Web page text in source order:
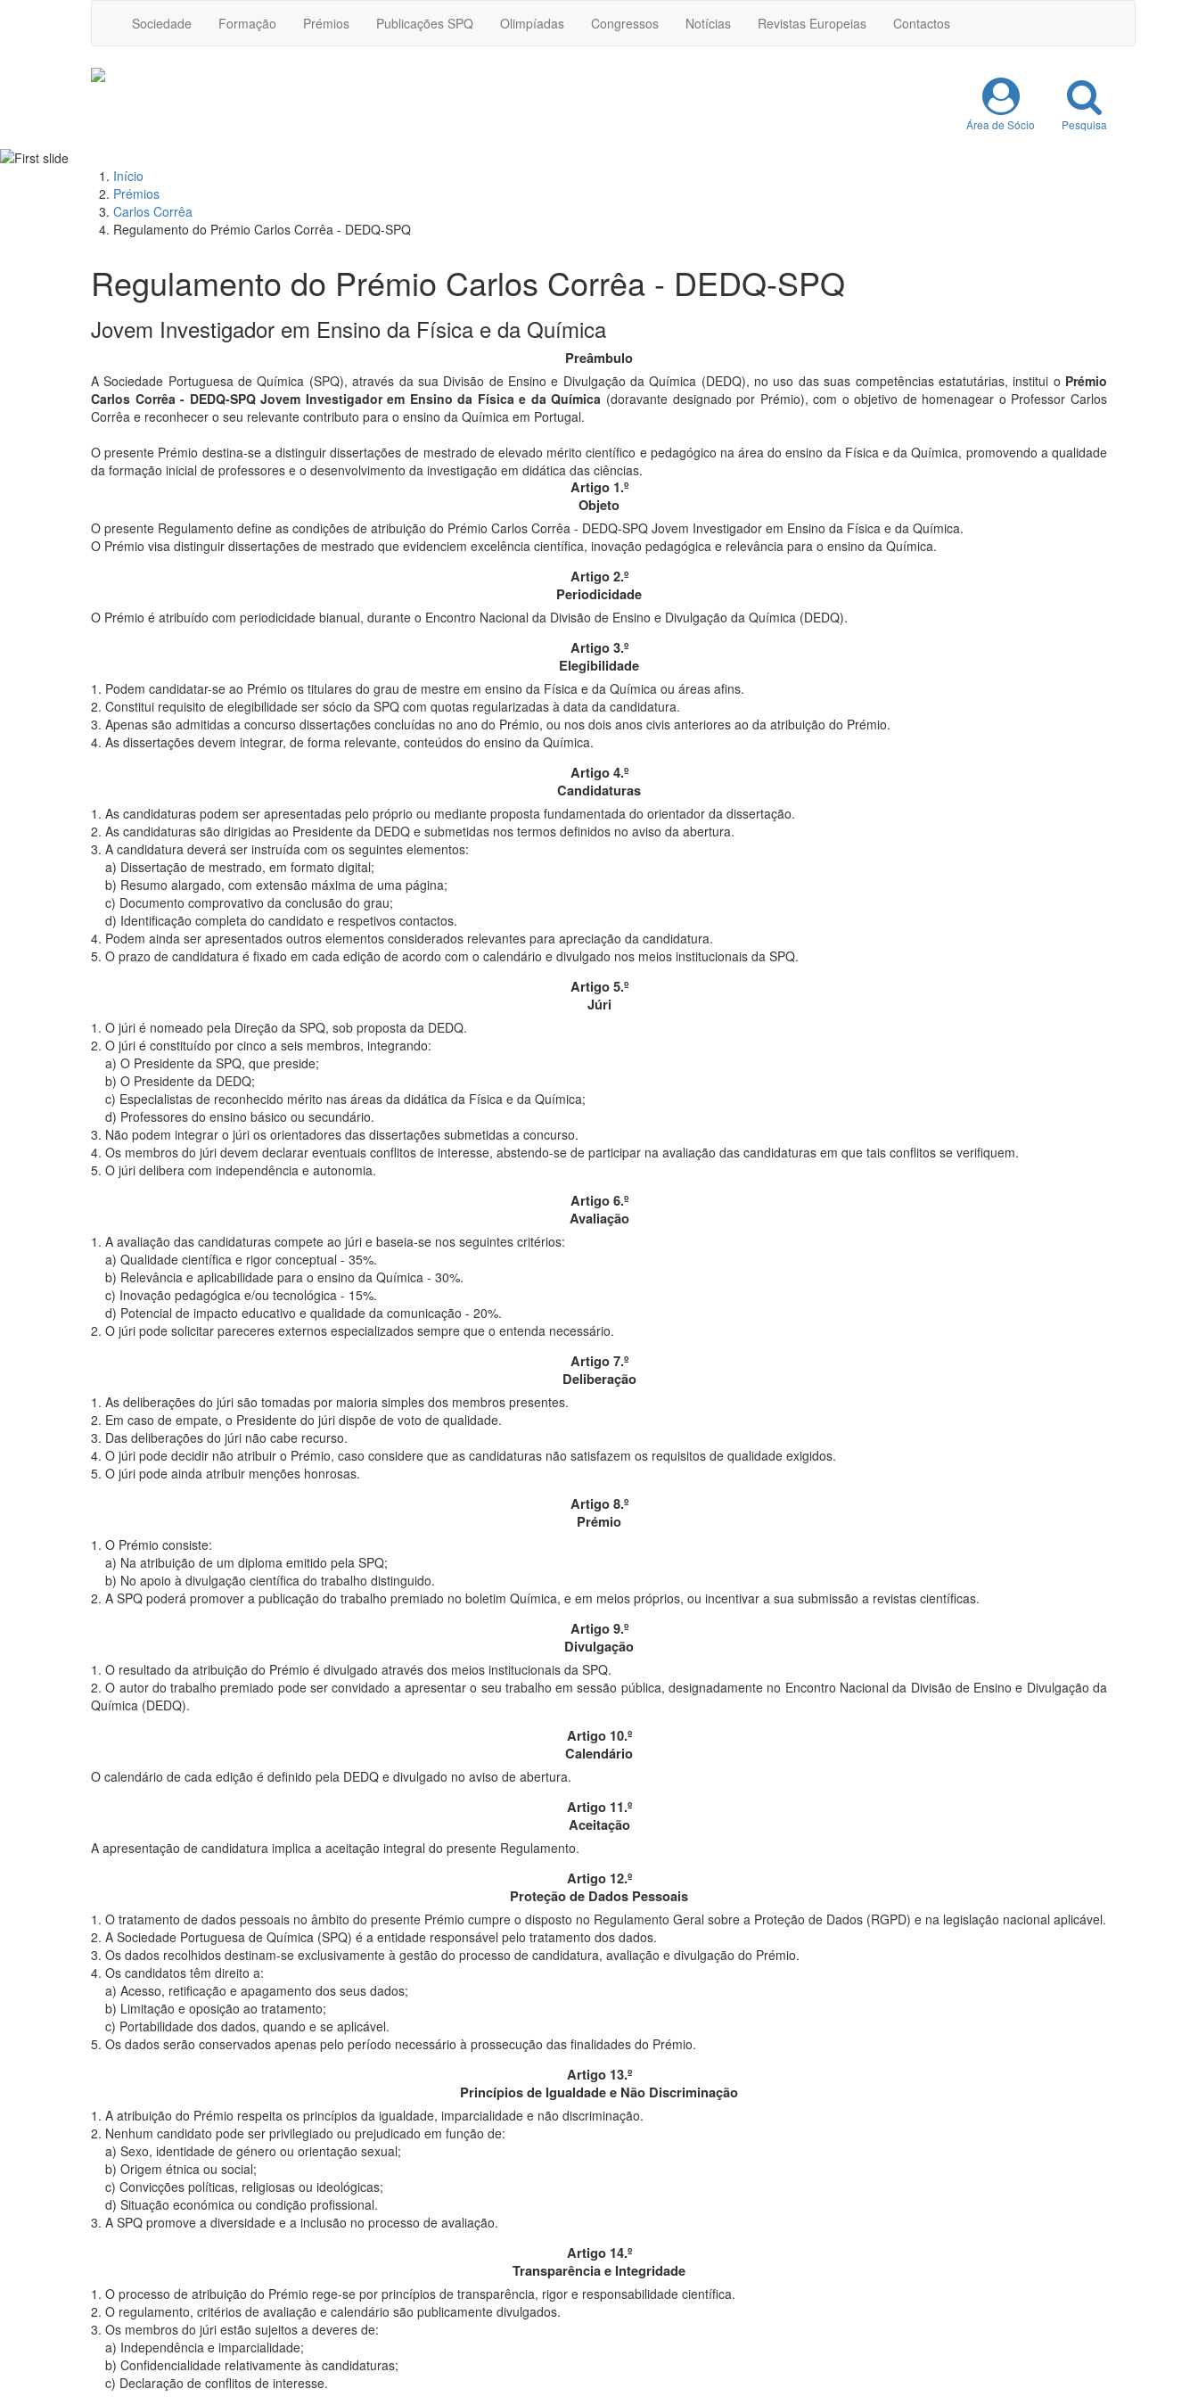
Sociedade Formação Prémios Publicações SPQ Olimpíadas Congressos Notícias Revistas Europeias Contactos
Área de Sócio Pesquisa
Início
Prémios
Carlos Corrêa
Regulamento do Prémio Carlos Corrêa - DEDQ-SPQ
Regulamento do Prémio Carlos Corrêa - DEDQ-SPQ
Jovem Investigador em Ensino da Física e da Química
Preâmbulo
A Sociedade Portuguesa de Química (SPQ), através da sua Divisão de Ensino e Divulgação da Química (DEDQ), no uso das suas competências estatutárias, institui o Prémio
Carlos Corrêa - DEDQ-SPQ Jovem Investigador em Ensino da Física e da Química (doravante designado por Prémio), com o objetivo de homenagear o Professor Carlos
Corrêa e reconhecer o seu relevante contributo para o ensino da Química em Portugal.
O presente Prémio destina-se a distinguir dissertações de mestrado de elevado mérito científico e pedagógico na área do ensino da Física e da Química, promovendo a qualidade
da formação inicial de professores e o desenvolvimento da investigação em didática das ciências.
Artigo 1.º
Objeto
O presente Regulamento define as condições de atribuição do Prémio Carlos Corrêa - DEDQ-SPQ Jovem Investigador em Ensino da Física e da Química.
O Prémio visa distinguir dissertações de mestrado que evidenciem excelência científica, inovação pedagógica e relevância para o ensino da Química.
Artigo 2.º
Periodicidade
O Prémio é atribuído com periodicidade bianual, durante o Encontro Nacional da Divisão de Ensino e Divulgação da Química (DEDQ).
Artigo 3.º
Elegibilidade
1. Podem candidatar-se ao Prémio os titulares do grau de mestre em ensino da Física e da Química ou áreas afins.
2. Constitui requisito de elegibilidade ser sócio da SPQ com quotas regularizadas à data da candidatura.
3. Apenas são admitidas a concurso dissertações concluídas no ano do Prémio, ou nos dois anos civis anteriores ao da atribuição do Prémio.
4. As dissertações devem integrar, de forma relevante, conteúdos do ensino da Química.
Artigo 4.º
Candidaturas
1. As candidaturas podem ser apresentadas pelo próprio ou mediante proposta fundamentada do orientador da dissertação.
2. As candidaturas são dirigidas ao Presidente da DEDQ e submetidas nos termos definidos no aviso da abertura.
3. A candidatura deverá ser instruída com os seguintes elementos:
a) Dissertação de mestrado, em formato digital;
b) Resumo alargado, com extensão máxima de uma página;
c) Documento comprovativo da conclusão do grau;
d) Identificação completa do candidato e respetivos contactos.
4. Podem ainda ser apresentados outros elementos considerados relevantes para apreciação da candidatura.
5. O prazo de candidatura é fixado em cada edição de acordo com o calendário e divulgado nos meios institucionais da SPQ.
Artigo 5.º
Júri
1. O júri é nomeado pela Direção da SPQ, sob proposta da DEDQ.
2. O júri é constituído por cinco a seis membros, integrando:
a) O Presidente da SPQ, que preside;
b) O Presidente da DEDQ;
c) Especialistas de reconhecido mérito nas áreas da didática da Física e da Química;
d) Professores do ensino básico ou secundário.
3. Não podem integrar o júri os orientadores das dissertações submetidas a concurso.
4. Os membros do júri devem declarar eventuais conflitos de interesse, abstendo-se de participar na avaliação das candidaturas em que tais conflitos se verifiquem.
5. O júri delibera com independência e autonomia.
Artigo 6.º
Avaliação
1. A avaliação das candidaturas compete ao júri e baseia-se nos seguintes critérios:
a) Qualidade científica e rigor conceptual - 35%.
b) Relevância e aplicabilidade para o ensino da Química - 30%.
c) Inovação pedagógica e/ou tecnológica - 15%.
d) Potencial de impacto educativo e qualidade da comunicação - 20%.
2. O júri pode solicitar pareceres externos especializados sempre que o entenda necessário.
Artigo 7.º
Deliberação
1. As deliberações do júri são tomadas por maioria simples dos membros presentes.
2. Em caso de empate, o Presidente do júri dispõe de voto de qualidade.
3. Das deliberações do júri não cabe recurso.
4. O júri pode decidir não atribuir o Prémio, caso considere que as candidaturas não satisfazem os requisitos de qualidade exigidos.
5. O júri pode ainda atribuir menções honrosas.
Artigo 8.º
Prémio
1. O Prémio consiste:
a) Na atribuição de um diploma emitido pela SPQ;
b) No apoio à divulgação científica do trabalho distinguido.
2. A SPQ poderá promover a publicação do trabalho premiado no boletim Química, e em meios próprios, ou incentivar a sua submissão a revistas científicas.
Artigo 9.º
Divulgação
1. O resultado da atribuição do Prémio é divulgado através dos meios institucionais da SPQ.
2. O autor do trabalho premiado pode ser convidado a apresentar o seu trabalho em sessão pública, designadamente no Encontro Nacional da Divisão de Ensino e Divulgação da
Química (DEDQ).
Artigo 10.º
Calendário
O calendário de cada edição é definido pela DEDQ e divulgado no aviso de abertura.
Artigo 11.º
Aceitação
A apresentação de candidatura implica a aceitação integral do presente Regulamento.
Artigo 12.º
Proteção de Dados Pessoais
1. O tratamento de dados pessoais no âmbito do presente Prémio cumpre o disposto no Regulamento Geral sobre a Proteção de Dados (RGPD) e na legislação nacional aplicável.
2. A Sociedade Portuguesa de Química (SPQ) é a entidade responsável pelo tratamento dos dados.
3. Os dados recolhidos destinam-se exclusivamente à gestão do processo de candidatura, avaliação e divulgação do Prémio.
4. Os candidatos têm direito a:
a) Acesso, retificação e apagamento dos seus dados;
b) Limitação e oposição ao tratamento;
c) Portabilidade dos dados, quando e se aplicável.
5. Os dados serão conservados apenas pelo período necessário à prossecução das finalidades do Prémio.
Artigo 13.º
Princípios de Igualdade e Não Discriminação
1. A atribuição do Prémio respeita os princípios da igualdade, imparcialidade e não discriminação.
2. Nenhum candidato pode ser privilegiado ou prejudicado em função de:
a) Sexo, identidade de género ou orientação sexual;
b) Origem étnica ou social;
c) Convicções políticas, religiosas ou ideológicas;
d) Situação económica ou condição profissional.
3. A SPQ promove a diversidade e a inclusão no processo de avaliação.
Artigo 14.º
Transparência e Integridade
1. O processo de atribuição do Prémio rege-se por princípios de transparência, rigor e responsabilidade científica.
2. O regulamento, critérios de avaliação e calendário são publicamente divulgados.
3. Os membros do júri estão sujeitos a deveres de:
a) Independência e imparcialidade;
b) Confidencialidade relativamente às candidaturas;
c) Declaração de conflitos de interesse.